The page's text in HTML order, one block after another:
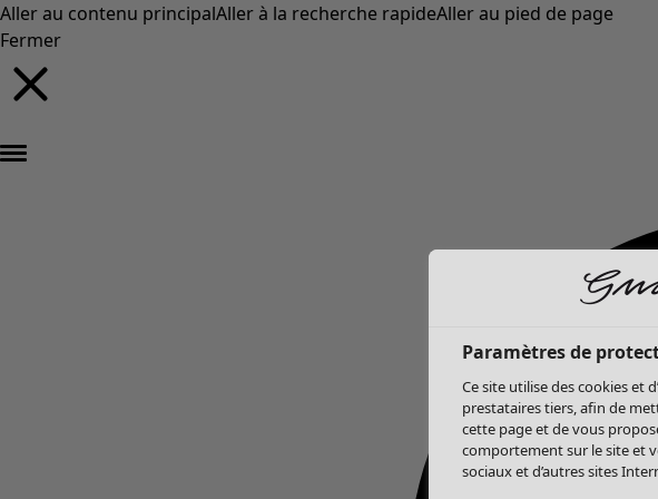
Aller au contenu principalAller à la recherche rapideAller au pied de page
Fermer
Paramètres de
Ce site utilise des cookies et
prestataires tiers, afin de
cette page et de vous
comportement sur le site et
sociaux et d’autres sites